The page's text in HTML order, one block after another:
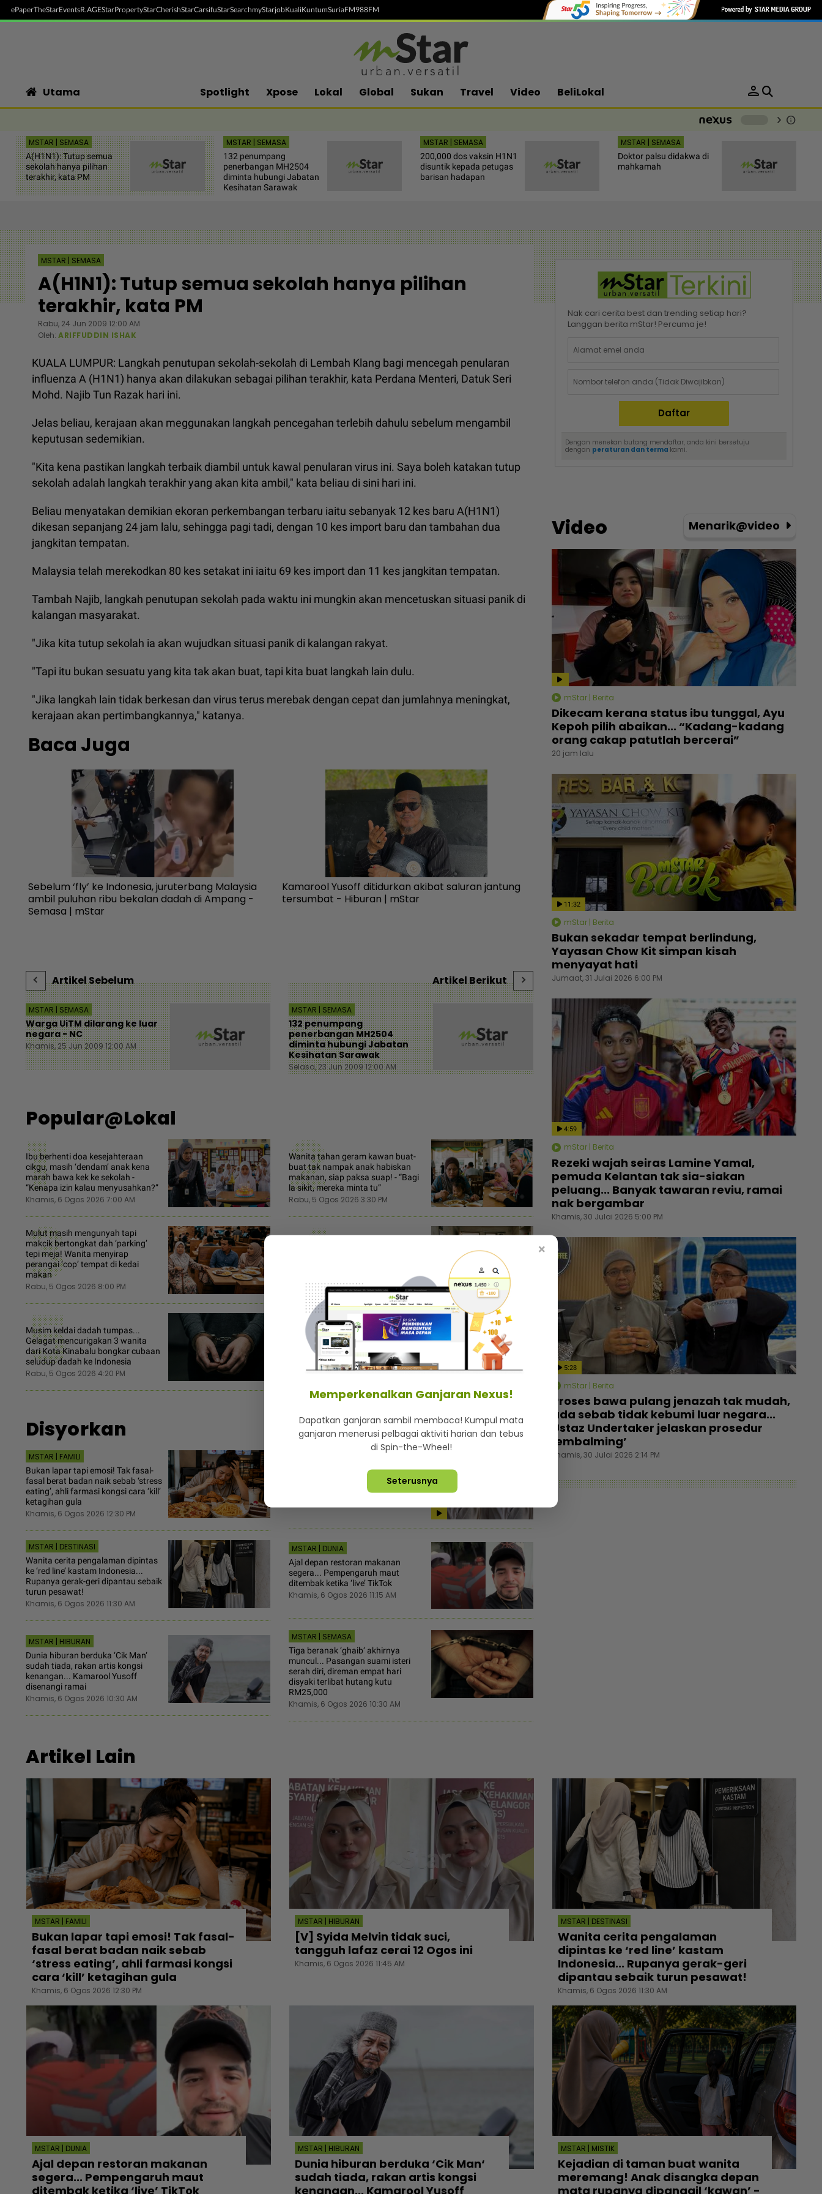
ePaperTheStarEventsR.AGEStarPropertyStarCherishStarCarsifuStarSearchmyStarjobKualiKuntumSuriaFM988FM
Utama Spotlight Xpose Lokal Global Sukan Travel Video BeliLokal person
chevron_right info
MSTAR | SEMASA
A(H1N1): Tutup semua
sekolah hanya pilihan
terakhir, kata PM
MSTAR | SEMASA
132 penumpang
penerbangan MH2504
diminta hubungi Jabatan
Kesihatan Sarawak
MSTAR | SEMASA
200,000 dos vaksin H1N1
disuntik kepada petugas
barisan hadapan
MSTAR | SEMASA
Doktor palsu didakwa di
mahkamah
MSTAR | SEMASA
A(H1N1): Tutup semua sekolah hanya pilihan
terakhir, kata PM
Rabu, 24 Jun 2009 12:00 AM
Oleh: ARIFFUDDIN ISHAK
KUALA LUMPUR: Langkah penutupan sekolah-sekolah di Lembah Klang bagi mencegah penularan
influenza A (H1N1) hanya akan dilakukan sebagai pilihan terakhir, kata Perdana Menteri, Datuk Seri
Mohd. Najib Tun Razak hari ini.
Jelas beliau, kerajaan akan meggunakan langkah pencegahan terlebih dahulu sebelum mengambil
keputusan sedemikian.
"Kita kena pastikan langkah terbaik diambil untuk kawal penularan virus ini. Saya boleh katakan tutup
sekolah adalah langkah terakhir yang akan kita ambil," kata beliau di sini hari ini.
Beliau menyatakan demikian ekoran perkembangan terbaru iaitu sebanyak 12 kes baru A(H1N1)
dikesan sepanjang 24 jam lalu, sehingga pagi tadi, dengan 10 kes import baru dan tambahan dua
jangkitan tempatan.
Malaysia telah merekodkan 80 kes setakat ini iaitu 69 kes import dan 11 kes jangkitan tempatan.
Tambah Najib, langkah penutupan sekolah pada waktu ini mungkin akan mencetuskan situasi panik di
kalangan masyarakat.
"Jika kita tutup sekolah ia akan wujudkan situasi panik di kalangan rakyat.
"Tapi itu bukan sesuatu yang kita tak akan buat, tapi kita buat langkah lain dulu.
"Jika langkah lain tidak berkesan dan virus terus merebak dengan cepat dan jumlahnya meningkat,
kerajaan akan pertimbangkannya," katanya.
Baca Juga
Sebelum ‘fly’ ke Indonesia, juruterbang Malaysia
ambil puluhan ribu bekalan dadah di Ampang -
Semasa | mStar
Kamarool Yusoff ditidurkan akibat saluran jantung
tersumbat - Hiburan | mStar
“Takkan nak tolak sebab ada dia“ - Uqasha Senrose
tiada masalah bergandingan, hormat rezeki Aliff
Aziz - Hiburan | mStar
“Ini
jadi
|
Artikel Sebelum
MSTAR | SEMASA
Warga UiTM dilarang ke luar
negara - NC
Khamis, 25 Jun 2009 12:00 AM
Artikel Berikut
MSTAR | SEMASA
132 penumpang
penerbangan MH2504
diminta hubungi Jabatan
Kesihatan Sarawak
Selasa, 23 Jun 2009 12:00 AM
Popular@Lokal
1
Ibu berhenti doa kesejahteraan
cikgu, masih ‘dendam’ anak kena
marah bawa kek ke sekolah -
“Kenapa izin kalau menyusahkan?”
Khamis, 6 Ogos 2026 7:00 AM 2
Wanita tahan geram kawan buat-
buat tak nampak anak habiskan
makanan, siap paksa suap! - “Bagi
la sikit, mereka minta tu”
Rabu, 5 Ogos 2026 3:30 PM
3
Mulut masih mengunyah tapi
makcik bertongkat dah ‘parking’
tepi meja! Wanita menyirap
perangai ‘cop’ tempat di kedai
makan
Rabu, 5 Ogos 2026 8:00 PM 4
Khamis, 6 Ogos 2026 10:00 AM
5
Musim keldai dadah tumpas...
Gelagat mencurigakan 3 wanita
dari Kota Kinabalu bongkar cubaan
seludup dadah ke Indonesia
Rabu, 5 Ogos 2026 4:20 PM 6
Tiga beranak ‘ghaib‘ akhirnya
muncul... Pasangan suami isteri
serah diri, direman empat hari
disyaki terlibat hutang kutu
RM25,000
Khamis, 6 Ogos 2026 10:30 AM
Disyorkan
MSTAR | FAMILI
Bukan lapar tapi emosi! Tak fasal-
fasal berat badan naik sebab ‘stress
eating’, ahli farmasi kongsi cara ‘kill’
ketagihan gula
Khamis, 6 Ogos 2026 12:30 PM
[V] Syida Melvin tidak suci, tangguh
Khamis, 6 Ogos 2026 11:45 AM
MSTAR | DESTINASI
Wanita cerita pengalaman dipintas
ke ‘red line’ kastam Indonesia...
Rupanya gerak-geri dipantau sebaik
turun pesawat!
Khamis, 6 Ogos 2026 11:30 AM
MSTAR | DUNIA
Ajal depan restoran makanan
segera... Pempengaruh maut
ditembak ketika ‘live’ TikTok
Khamis, 6 Ogos 2026 11:15 AM
MSTAR | HIBURAN
Dunia hiburan berduka ‘Cik Man‘
sudah tiada, rakan artis kongsi
kenangan... Kamarool Yusoff
disenangi ramai
Khamis, 6 Ogos 2026 10:30 AM
MSTAR | SEMASA
Tiga beranak ‘ghaib‘ akhirnya
muncul... Pasangan suami isteri
serah diri, direman empat hari
disyaki terlibat hutang kutu
RM25,000
Khamis, 6 Ogos 2026 10:30 AM
Nak cari cerita best dan trending setiap hari?
Langgan berita mStar! Percuma je!
Dengan menekan butang mendaftar, anda kini bersetuju
dengan peraturan dan terma kami.
Video Menarik@video
mStar | Berita
Dikecam kerana status ibu tunggal, Ayu
Kepoh pilih abaikan... “Kadang-kadang
orang cakap patutlah bercerai”
20 jam lalu
11:32
mStar | Berita
Bukan sekadar tempat berlindung,
Yayasan Chow Kit simpan kisah
menyayat hati
Jumaat, 31 Julai 2026 6:00 PM
4:59
mStar | Berita
Rezeki wajah seiras Lamine Yamal,
pemuda Kelantan tak sia-siakan
peluang... Banyak tawaran reviu, ramai
nak bergambar
Khamis, 30 Julai 2026 5:00 PM
5:28
mStar | Berita
Proses bawa pulang jenazah tak mudah,
ada sebab tidak kebumi luar negara...
Ustaz Undertaker jelaskan prosedur
‘embalming’
Khamis, 30 Julai 2026 2:14 PM
Artikel Lain
MSTAR | FAMILI
Bukan lapar tapi emosi! Tak fasal-
fasal berat badan naik sebab
‘stress eating’, ahli farmasi kongsi
cara ‘kill’ ketagihan gula
Khamis, 6 Ogos 2026 12:30 PM
MSTAR | HIBURAN
[V] Syida Melvin tidak suci,
tangguh lafaz cerai 12 Ogos ini
Khamis, 6 Ogos 2026 11:45 AM
MSTAR | DESTINASI
Wanita cerita pengalaman
dipintas ke ‘red line’ kastam
Indonesia... Rupanya gerak-geri
dipantau sebaik turun pesawat!
Khamis, 6 Ogos 2026 11:30 AM
MSTAR | DUNIA
Ajal depan restoran makanan
segera... Pempengaruh maut
ditembak ketika ‘live’ TikTok
MSTAR | HIBURAN
Dunia hiburan berduka ‘Cik Man‘
sudah tiada, rakan artis kongsi
kenangan... Kamarool Yusoff
MSTAR | MISTIK
Kejadian di taman buat wanita
meremang! Anak disangka depan
mata rupanya dipanggil ‘kawan’ -
×
Memperkenalkan Ganjaran Nexus!
Dapatkan ganjaran sambil membaca! Kumpul mata
ganjaran menerusi pelbagai aktiviti harian dan tebus
di Spin-the-Wheel!
Seterusnya